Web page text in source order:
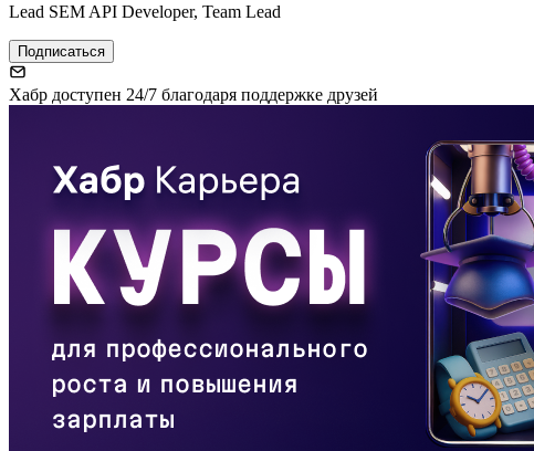
Lead SEM API Developer, Team Lead
Подписаться
Хабр доступен 24/7 благодаря поддержке друзей